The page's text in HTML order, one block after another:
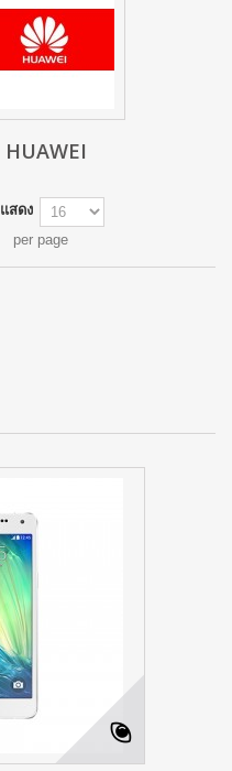
HUAWEI
แสดง
per page